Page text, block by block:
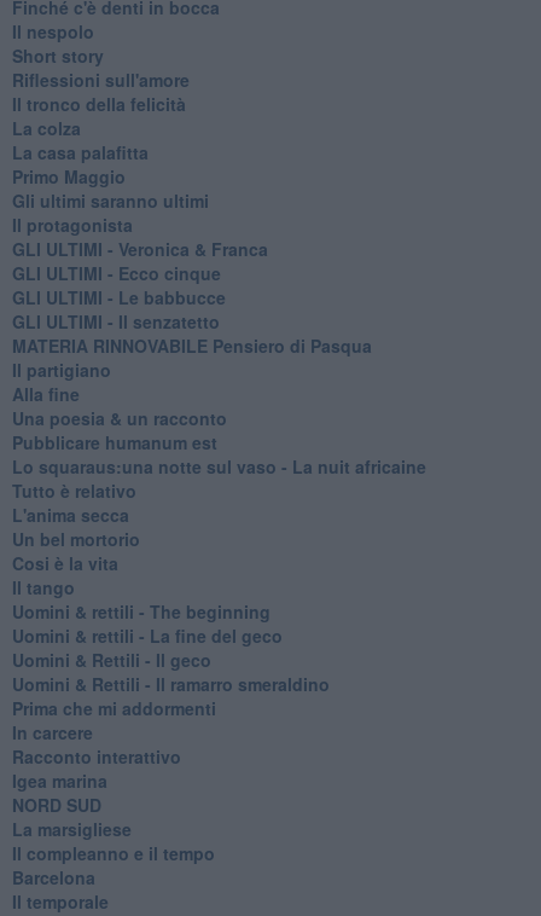
Finché c'è denti in bocca
Il nespolo
Short story
Riflessioni sull'amore
Il tronco della felicità
La colza
La casa palafitta
Primo Maggio
Gli ultimi saranno ultimi
Il protagonista
GLI ULTIMI - Veronica & Franca
GLI ULTIMI - Ecco cinque
GLI ULTIMI - Le babbucce
GLI ULTIMI - Il senzatetto
MATERIA RINNOVABILE Pensiero di Pasqua
Il partigiano
Alla fine
Una poesia & un racconto
Pubblicare humanum est
Lo squaraus:una notte sul vaso - La nuit africaine
Tutto è relativo
L'anima secca
Un bel mortorio
Cosi è la vita
Il tango
​Uomini & rettili - The beginning
​Uomini & rettili - La fine del geco
Uomini & Rettili - Il geco
Uomini & Rettili - Il ramarro smeraldino
Prima che mi addormenti
In carcere
Racconto interattivo
Igea marina
​NORD SUD
La marsigliese
Il compleanno e il tempo
Barcelona
Il temporale